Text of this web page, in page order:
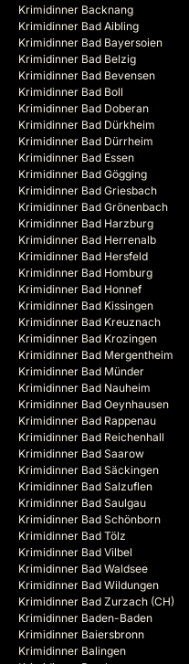
Krimidinner Backnang
Krimidinner Bad Aibling
Krimidinner Bad Bayersoien
Krimidinner Bad Belzig
Krimidinner Bad Bevensen
Krimidinner Bad Boll
Krimidinner Bad Doberan
Krimidinner Bad Dürkheim
Krimidinner Bad Dürrheim
Krimidinner Bad Essen
Krimidinner Bad Gögging
Krimidinner Bad Griesbach
Krimidinner Bad Grönenbach
Krimidinner Bad Harzburg
Krimidinner Bad Herrenalb
Krimidinner Bad Hersfeld
Krimidinner Bad Homburg
Krimidinner Bad Honnef
Krimidinner Bad Kissingen
Krimidinner Bad Kreuznach
Krimidinner Bad Krozingen
Krimidinner Bad Mergentheim
Krimidinner Bad Münder
Krimidinner Bad Nauheim
Krimidinner Bad Oeynhausen
Krimidinner Bad Rappenau
Krimidinner Bad Reichenhall
Krimidinner Bad Saarow
Krimidinner Bad Säckingen
Krimidinner Bad Salzuflen
Krimidinner Bad Saulgau
Krimidinner Bad Schönborn
Krimidinner Bad Tölz
Krimidinner Bad Vilbel
Krimidinner Bad Waldsee
Krimidinner Bad Wildungen
Krimidinner Bad Zurzach (CH)
Krimidinner Baden-Baden
Krimidinner Baiersbronn
Krimidinner Balingen